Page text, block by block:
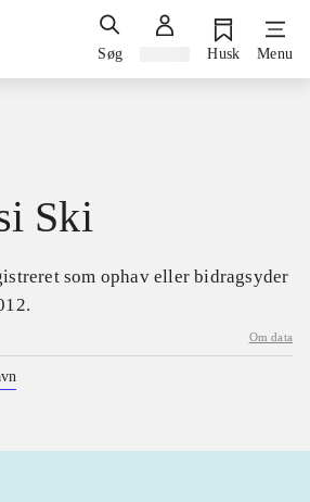
Søg Husk Menu
Ski
som ophav eller bidragsyder
Om data